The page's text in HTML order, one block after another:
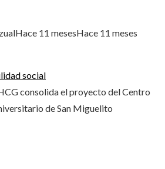
Hace 11 mesesHace 11 meses
social
consolida el proyecto del Centro
de San Miguelito